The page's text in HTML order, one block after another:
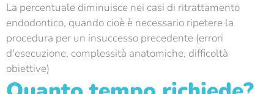
La percentuale diminuisce nei casi di ritrattamento
endodontico, quando cioè è necessario ripetere la
procedura per un insuccesso precedente (errori
d'esecuzione, complessità anatomiche, difficoltà
obiettive)